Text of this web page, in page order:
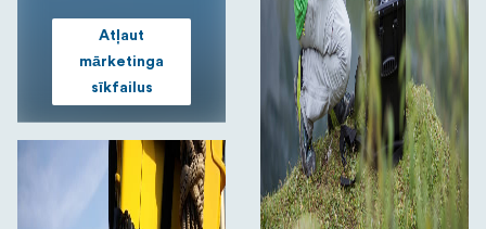
Atļaut
mārketinga
sīkfailus